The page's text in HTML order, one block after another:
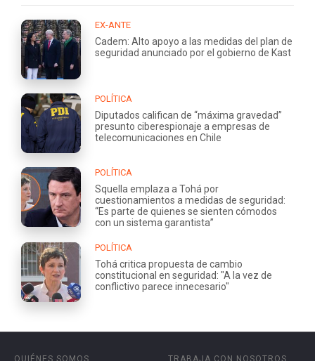
EX-ANTE
Cadem: Alto apoyo a las medidas del plan de
seguridad anunciado por el gobierno de Kast
POLÍTICA
Diputados califican de “máxima gravedad”
presunto ciberespionaje a empresas de
telecomunicaciones en Chile
POLÍTICA
Squella emplaza a Tohá por
cuestionamientos a medidas de seguridad:
“Es parte de quienes se sienten cómodos
con un sistema garantista”
POLÍTICA
Tohá critica propuesta de cambio
constitucional en seguridad: "A la vez de
conflictivo parece innecesario"
QUIÉNES SOMOS
TRABAJA CON NOSOTROS